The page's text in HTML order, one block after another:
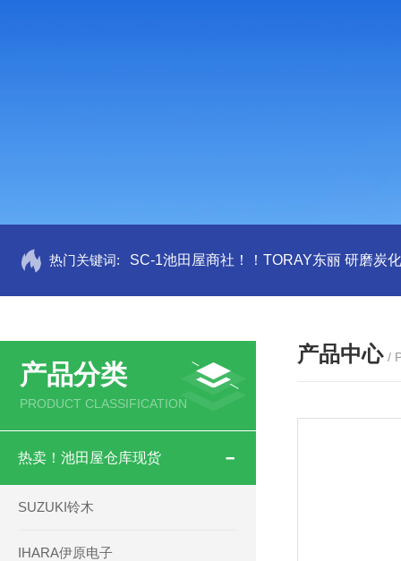
热门关键词: SC-1池田屋商社！！TORAY东丽 研磨炭
产品分类
PRODUCT CLASSIFICATION
热卖！池田屋仓库现货
SUZUKI铃木
IHARA伊原电子
产品中心 /